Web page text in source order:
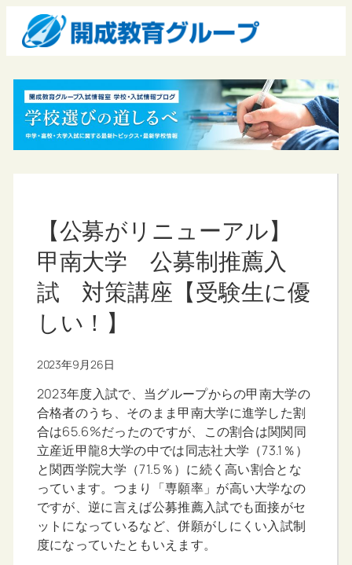
【公募がリニューアル】
甲南大学 公募制推薦入
試 対策講座【受験生に優
しい！】
2023年9月26日
2023年度入試で、当グループからの甲南大学の
合格者のうち、そのまま甲南大学に進学した割
合は65.6%だったのですが、この割合は関関同
立産近甲龍8大学の中では同志社大学（73.1％）
と関西学院大学（71.5％）に続く高い割合とな
っています。つまり「専願率」が高い大学なの
ですが、逆に言えば公募推薦入試でも面接がセ
ットになっているなど、併願がしにくい入試制
度になっていたともいえます。